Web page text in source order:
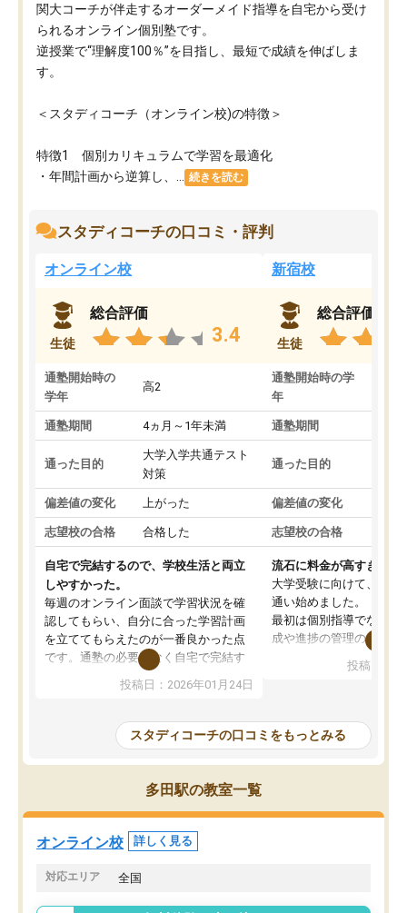
関大コーチが伴走するオーダーメイド指導を自宅から受け
られるオンライン個別塾です。
逆授業で“理解度100％”を目指し、最短で成績を伸ばしま
す。
＜スタディコーチ（オンライン校)の特徴＞
特徴1 個別カリキュラムで学習を最適化
・年間計画から逆算し、...
続きを読む
スタディコーチの口コミ・評判
オンライン校
生徒
総合評価
3.4
通塾開始時の
学年
高2
通塾期間 4ヵ月～1年未満
通った目的
大学入学共通テスト
対策
偏差値の変化 上がった
志望校の合格 合格した
自宅で完結するので、学校生活と両立
しやすかった。
毎週のオンライン面談で学習状況を確
認してもらい、自分に合った学習計画
を立ててもらえたのが一番良かった点
です。通塾の必要がなく自宅で完結す
たです。コーチが現役大学生で相談し
安も気軽に話せました。勉強習慣が身
についたと感じています。また、チャ
ットで質問できるのも便利でした。一
人では迷いがちだった受験勉強を、最
だと思います。
投稿日：2026年01月24日
新宿校
生徒
総合評価
通塾開始時の学
年
通塾期間
通った目的
偏差値の変化
志望校の合格
流石に料金が高すぎる
大学受験に向けて、高2
通い始めました。
最初は個別指導でなく、
成や進捗の管理のみのコ
じ個別指導コースに変更
性が良くなかったです。
モチベーションが上がら
にやめてしまいました。
の方の予定が空いていな
投稿日：
スタディコーチの口コミをもっとみる
多田駅の教室一覧
オンライン校 詳しく見る
対応エリア 全国